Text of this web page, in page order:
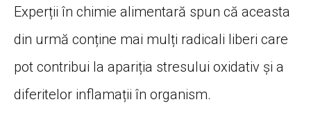
Experții în chimie alimentară spun că aceasta
din urmă conține mai mulți radicali liberi care
pot contribui la apariția stresului oxidativ și a
diferitelor inflamații în organism.